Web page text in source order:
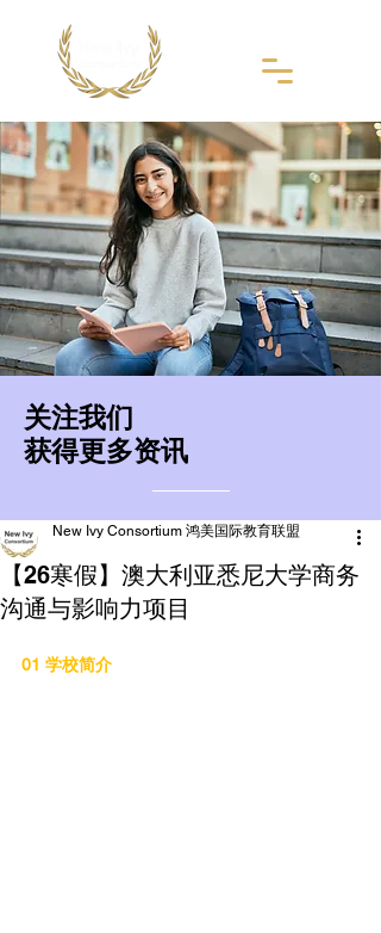
​关注我们
获得更多资讯
【26寒假】澳大利亚悉尼大学商务
沟通与影响力项目
New Ivy Consortium 鸿美国际教育联盟
01 学校简介